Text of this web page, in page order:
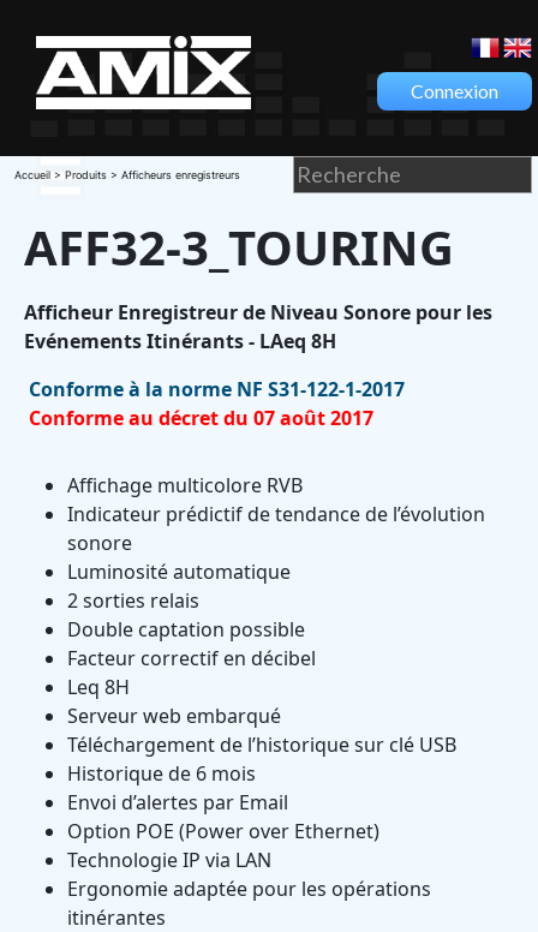
Connexion
Accueil > Produits > Afficheurs enregistreurs
AFF32-3_TOURING
Afficheur Enregistreur de Niveau Sonore pour les
Evénements Itinérants - LAeq 8H
Conforme à la norme NF S31-122-1-2017
Conforme au décret du 07 août 2017
Affichage multicolore RVB
Indicateur prédictif de tendance de l’évolution
sonore
Luminosité automatique
2 sorties relais
Double captation possible
Facteur correctif en décibel
Leq 8H
Serveur web embarqué
Téléchargement de l’historique sur clé USB
Historique de 6 mois
Envoi d’alertes par Email
Option POE (Power over Ethernet)
Technologie IP via LAN
Ergonomie adaptée pour les opérations
itinérantes